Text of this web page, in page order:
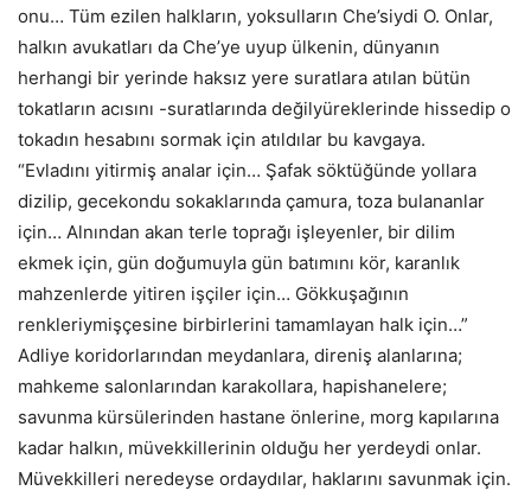
onu… Tüm ezilen halkların, yoksulların Che’siydi O. Onlar,
halkın avukatları da Che’ye uyup ülkenin, dünyanın
herhangi bir yerinde haksız yere suratlara atılan bütün
tokatların acısını -suratlarında değilyüreklerinde hissedip o
tokadın hesabını sormak için atıldılar bu kavgaya.
“Evladını yitirmiş analar için… Şafak söktüğünde yollara
dizilip, gecekondu sokaklarında çamura, toza bulananlar
için… Alnından akan terle toprağı işleyenler, bir dilim
ekmek için, gün doğumuyla gün batımını kör, karanlık
mahzenlerde yitiren işçiler için… Gökkuşağının
renkleriymişçesine birbirlerini tamamlayan halk için…”
Adliye koridorlarından meydanlara, direniş alanlarına;
mahkeme salonlarından karakollara, hapishanelere;
savunma kürsülerinden hastane önlerine, morg kapılarına
kadar halkın, müvekkillerinin olduğu her yerdeydi onlar.
Müvekkilleri neredeyse ordaydılar, haklarını savunmak için.